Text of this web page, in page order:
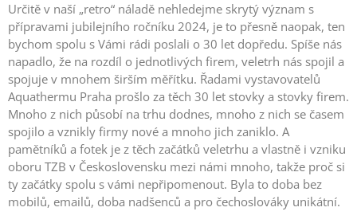
Určitě v naší „retro“ náladě nehledejme skrytý význam s
přípravami jubilejního ročníku 2024, je to přesně naopak, ten
bychom spolu s Vámi rádi poslali o 30 let dopředu. Spíše nás
napadlo, že na rozdíl o jednotlivých firem, veletrh nás spojil a
spojuje v mnohem širším měřítku. Řadami vystavovatelů
Aquathermu Praha prošlo za těch 30 let stovky a stovky firem.
Mnoho z nich působí na trhu dodnes, mnoho z nich se časem
spojilo a vznikly firmy nové a mnoho jich zaniklo. A
pamětníků a fotek je z těch začátků veletrhu a vlastně i vzniku
oboru TZB v Československu mezi námi mnoho, takže proč si
ty začátky spolu s vámi nepřipomenout. Byla to doba bez
mobilů, emailů, doba nadšenců a pro čechoslováky unikátní.